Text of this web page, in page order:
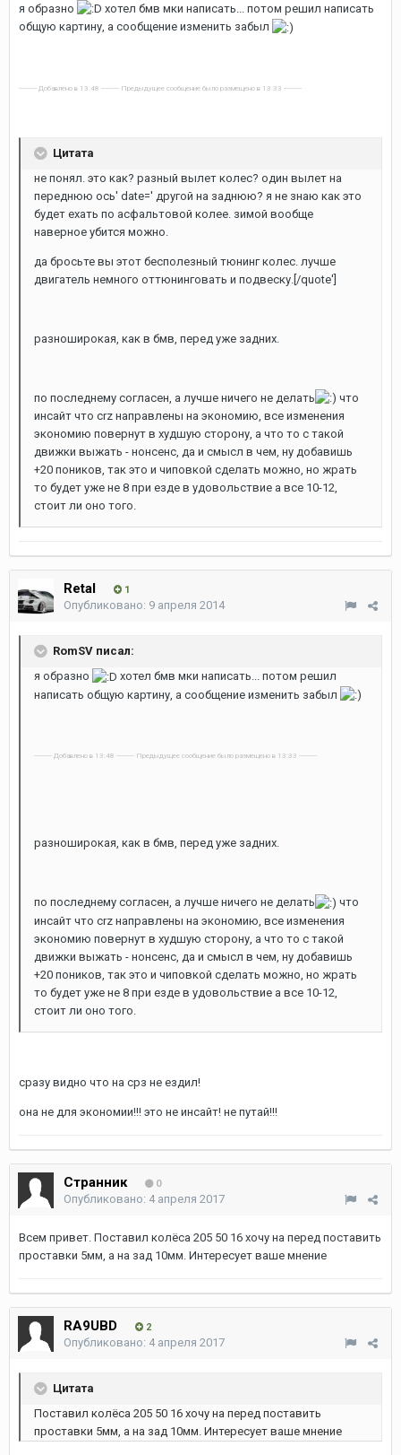
я образно
хотел бмв мки написать... потом решил написать
общую картину, а сообщение изменить забыл
---------- Добавлено в 13:48 ---------- Предыдущее сообщение было размещено в 13:33 ----------
Цитата
не понял. это как? разный вылет колес? один вылет на
переднюю ось' date=' другой на заднюю? я не знаю как это
будет ехать по асфальтовой колее. зимой вообще
наверное убится можно.
да бросьте вы этот бесполезный тюнинг колес. лучше
двигатель немного оттюнинговать и подвеску.[/quote']
разноширокая, как в бмв, перед уже задних.
по последнему согласен, а лучше ничего не делать
что
инсайт что crz направлены на экономию, все изменения
экономию повернут в худшую сторону, а что то с такой
движки выжать - нонсенс, да и смысл в чем, ну добавишь
+20 поников, так это и чиповкой сделать можно, но жрать
то будет уже не 8 при езде в удовольствие а все 10-12,
стоит ли оно того.
Retal 1
Опубликовано: 9 апреля 2014
RomSV писал:
я образно
хотел бмв мки написать... потом решил
написать общую картину, а сообщение изменить забыл
---------- Добавлено в 13:48 ---------- Предыдущее сообщение было размещено в 13:33 ----------
разноширокая, как в бмв, перед уже задних.
по последнему согласен, а лучше ничего не делать
что
инсайт что crz направлены на экономию, все изменения
экономию повернут в худшую сторону, а что то с такой
движки выжать - нонсенс, да и смысл в чем, ну добавишь
+20 поников, так это и чиповкой сделать можно, но жрать
то будет уже не 8 при езде в удовольствие а все 10-12,
стоит ли оно того.
сразу видно что на срз не ездил!
она не для экономии!!! это не инсайт! не путай!!!
Странник 0
Опубликовано: 4 апреля 2017
Всем привет. Поставил колёса 205 50 16 хочу на перед поставить
проставки 5мм, а на зад 10мм. Интересует ваше мнение
RA9UBD 2
Опубликовано: 4 апреля 2017
Цитата
Поставил колёса 205 50 16 хочу на перед поставить
проставки 5мм, а на зад 10мм. Интересует ваше мнение